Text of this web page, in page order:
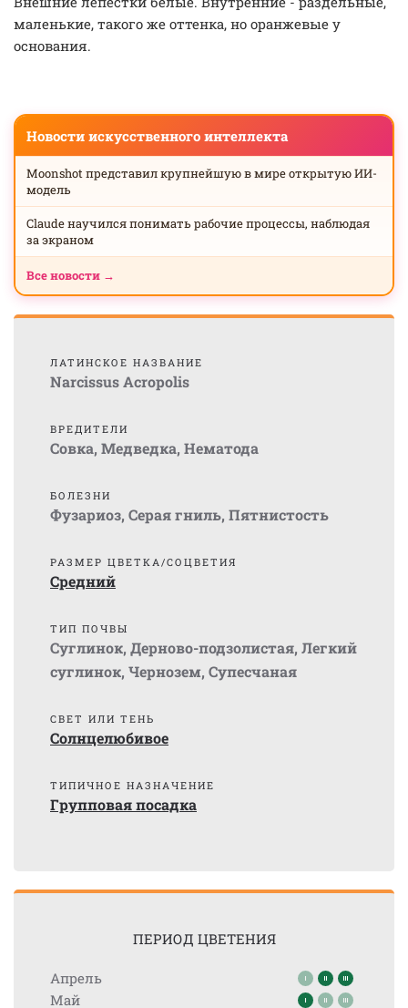
маленькие, такого же оттенка, но оранжевые у
основания.
Новости искусственного интеллекта
Moonshot представил крупнейшую в мире открытую ИИ-
модель
Claude научился понимать рабочие процессы, наблюдая
за экраном
Все новости →
ЛАТИНСКОЕ НАЗВАНИЕ
Narcissus Acropolis
ВРЕДИТЕЛИ
Совка, Медведка, Нематода
БОЛЕЗНИ
Фузариоз, Серая гниль, Пятнистость
РАЗМЕР ЦВЕТКА/СОЦВЕТИЯ
Средний
ТИП ПОЧВЫ
Суглинок, Дерново-подзолистая, Легкий
суглинок, Чернозем, Супесчаная
СВЕТ ИЛИ ТЕНЬ
Солнцелюбивое
ТИПИЧНОЕ НАЗНАЧЕНИЕ
Групповая посадка
ПЕРИОД ЦВЕТЕНИЯ
Апрель
Май